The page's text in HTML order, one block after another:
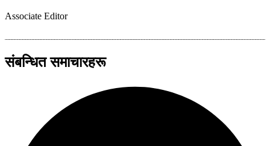
Associate Editor
संबन्धित समाचारहरू